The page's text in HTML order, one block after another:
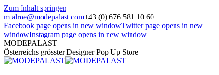
Zum Inhalt springen
m.alroe@modepalast.com+43 (0) 676 581 10 60
Facebook page opens in new windowTwitter page opens in new
windowInstagram page opens in new window
MODEPALAST
Österreichs grösster Designer Pop Up Store